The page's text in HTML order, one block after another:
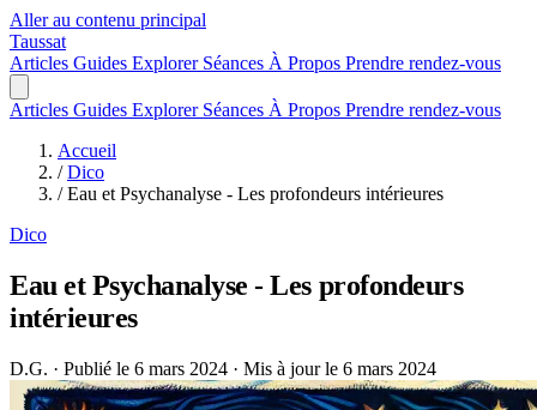
Aller au contenu principal
Taussat
Articles Guides Explorer Séances À Propos Prendre rendez-vous
Articles Guides Explorer Séances À Propos Prendre rendez-vous
Accueil
/ Dico
/ Eau et Psychanalyse - Les profondeurs intérieures
Dico
Eau et Psychanalyse - Les profondeurs
intérieures
D.G. · Publié le 6 mars 2024 · Mis à jour le 6 mars 2024